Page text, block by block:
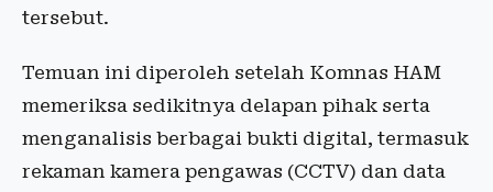
tersebut.
Temuan ini diperoleh setelah Komnas HAM
memeriksa sedikitnya delapan pihak serta
menganalisis berbagai bukti digital, termasuk
rekaman kamera pengawas (CCTV) dan data